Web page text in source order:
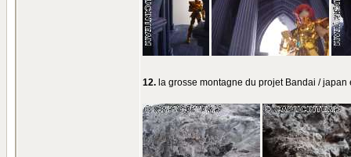
12. la grosse montagne du projet Bandai /